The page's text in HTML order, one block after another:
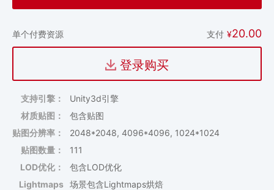
单个付费资源 支付 ¥20.00
登录购买
支持引擎：
Unity3d引擎
材质贴图：
包含贴图
贴图分辨率：
2048*2048, 4096*4096, 1024*1024
贴图数量：
111
LOD优化：
包含LOD优化
Lightmaps 场景包含Lightmaps烘焙